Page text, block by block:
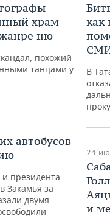
храм
ню
похожий
танцами у
автобусов
президента
Закамья за
двумя
как
В
24
и